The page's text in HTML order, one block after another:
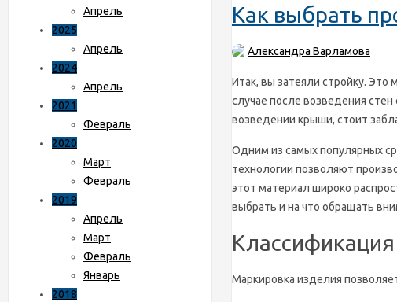
Апрель
2025
Апрель
2024
Апрель
2021
Февраль
2020
Март
Февраль
2019
Апрель
Март
Февраль
Январь
2018
Как выбрать
Александра Варламова
Итак, вы затеяли стройку.
случае после возведения
возведении крыши, стоит
Одним из самых популярных
технологии позволяют
этот материал широко
выбрать и на что обращать
Маркировка изделия